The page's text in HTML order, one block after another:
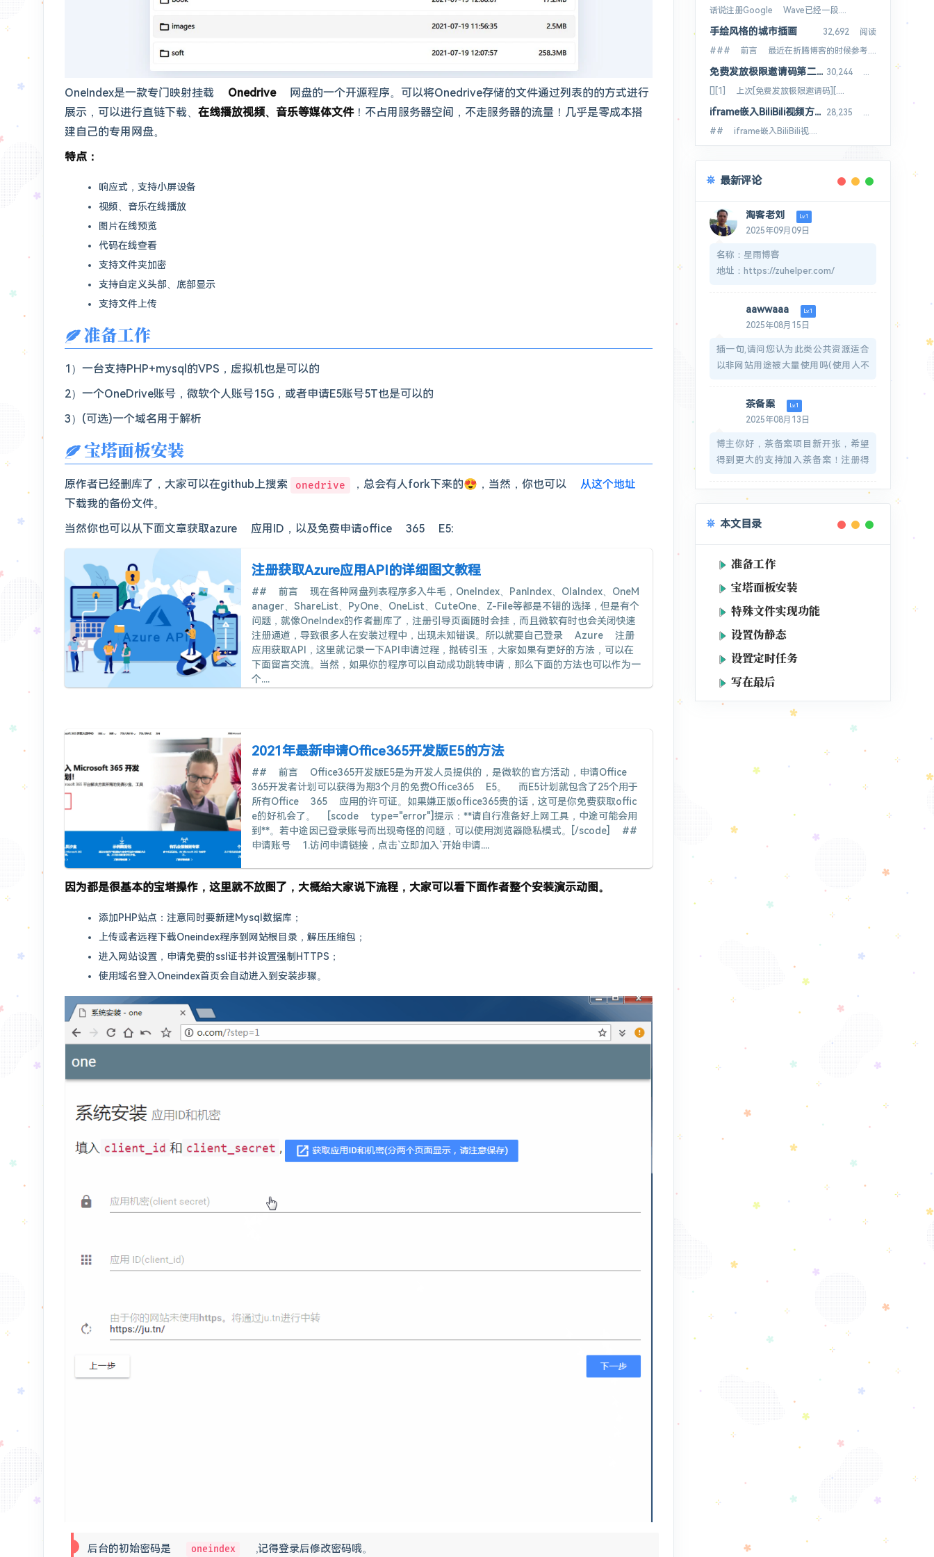
OneIndex是一款专门映射挂载 Onedrive网盘的一个开源程序。可以将Onedrive存储的文件通过列表的的方式进行
展示，可以进行直链下载、 在线播放视频、音乐等媒体文件！不占用服务器空间，不走服务器的流量！几乎是零成本搭
建自己的专用网盘。
特点：
响应式，支持小屏设备
视频、音乐在线播放
图片在线预览
代码在线查看
支持文件夹加密
支持自定义头部、底部显示
支持文件上传
准备工作
1）一台支持PHP+mysql的VPS，虚拟机也是可以的
2）一个OneDrive账号，微软个人账号15G，或者申请E5账号5T也是可以的
3）(可选)一个域名用于解析
宝塔面板安装
原作者已经删库了，大家可以在github上搜索 onedrive ，总会有人fork下来的😍，当然，你也可以 从这个地址
下载我的备份文件。
当然你也可以从下面文章获取azure 应用ID，以及免费申请office 365 E5:
注册获取Azure应用API的详细图文教程
## 前言 现在各种网盘列表程序多入牛毛，OneIndex、PanIndex、OlaIndex、OneM
anager、ShareList、PyOne、OneList、CuteOne、Z-File等都是不错的选择，但是有个
问题，就像OneIndex的作者删库了，注册引导页面随时会挂，而且微软有时也会关闭快速
注册通道，导致很多人在安装过程中，出现未知错误。所以就要自己登录 Azure 注册
应用获取API，这里就记录一下API申请过程，抛砖引玉，大家如果有更好的方法，可以在
下面留言交流。当然，如果你的程序可以自动成功跳转申请，那么下面的方法也可以作为一
个....
2021年最新申请Office365开发版E5的方法
## 前言 Office365开发版E5是为开发人员提供的，是微软的官方活动，申请Office
365开发者计划可以获得为期3个月的免费Office365 E5。 而E5计划就包含了25个用于
所有Office 365 应用的许可证。如果嫌正版office365贵的话，这可是你免费获取offic
e的好机会了。 [scode type="error"]提示：**请自行准备好上网工具，中途可能会用
到**。若中途因已登录账号而出现奇怪的问题，可以使用浏览器隐私模式。[/scode] ##
申请账号 1.访问申请链接，点击`立即加入`开始申请....
因为都是很基本的宝塔操作，这里就不放图了，大概给大家说下流程，大家可以看下面作者整个安装演示动图。
添加PHP站点：注意同时要新建Mysql数据库；
上传或者远程下载Oneindex程序到网站根目录，解压压缩包；
进入网站设置，申请免费的ssl证书并设置强制HTTPS；
使用域名登入Oneindex首页会自动进入到安装步骤。
后台的初始密码是 oneindex ,记得登录后修改密码哦。
话说注册Google Wave已经一段....
手绘风格的城市插画
32,692 阅读
### 前言 最近在折腾博客的时候参考....
免费发放极限邀请码第二季8枚
[][1] 上次[免费发放极限邀请码][....
iframe嵌入BiliBili视频方法B站视频外链
## iframe嵌入BiliBili视....
最新评论
淘客老刘 Lv.1
2025年09月09日
名称：星雨博客
地址：https://zuhelper.com/
图标：
32x32.png
aawwaaa Lv.1
2025年08月15日
插一句,请问您认为此类公共资源适合
以非网站用途被大量使用吗(使用人不
感谢回复.
茶备案 Lv.1
2025年08月13日
博主你好，茶备案项目新开张，希望
得到更大的支持加入茶备案！注册得
多支持！https://icp.redcha.cn
号放在页脚呀！感谢博主的支持
本文目录
准备工作
宝塔面板安装
特殊文件实现功能
设置伪静态
设置定时任务
写在最后